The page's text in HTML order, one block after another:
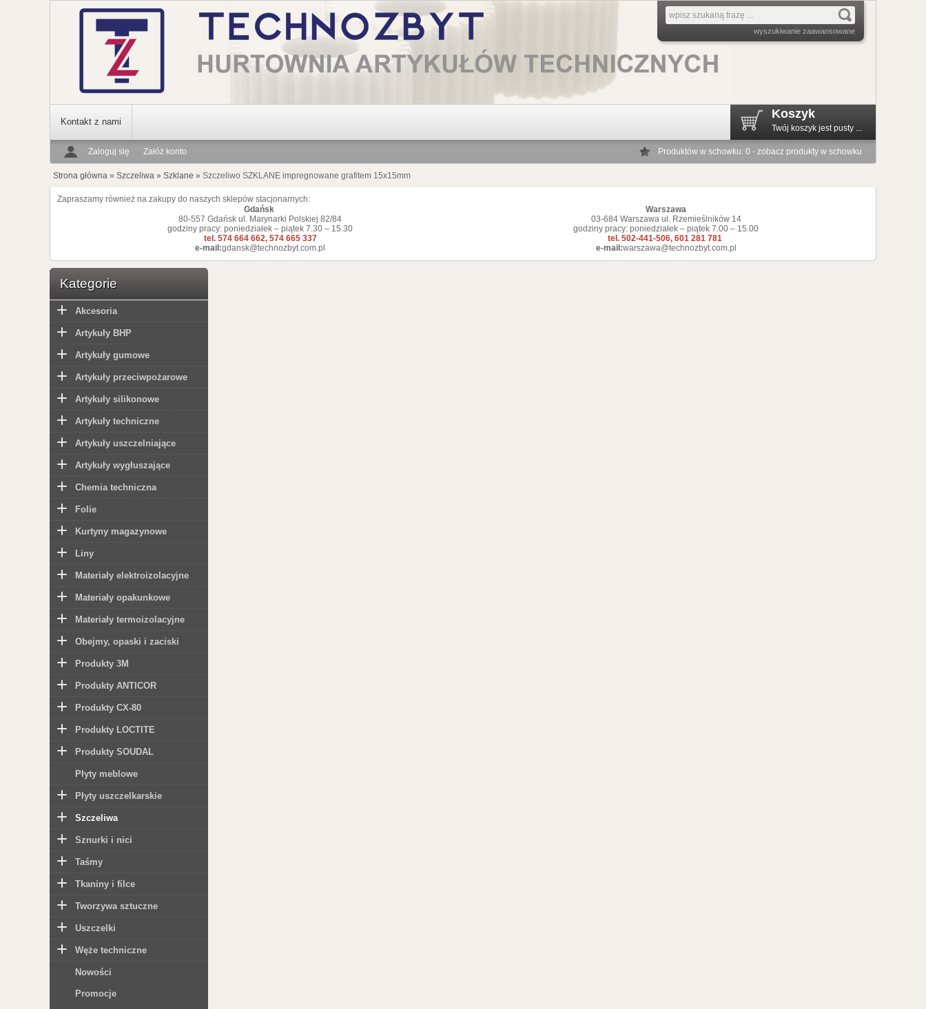
wyszukiwanie zaawansowane
Kontakt z nami
Koszyk
Twój koszyk jest pusty ...
Zaloguj się Załóż konto Produktów w schowku: 0 - zobacz produkty w schowku
Strona główna » Szczeliwa » Szklane » Szczeliwo SZKLANE impregnowane grafitem 15x15mm
Zapraszamy również na zakupy do naszych sklepów stacjonarnych:
Gdańsk
80-557 Gdańsk ul. Marynarki Polskiej 82/84
godziny pracy: poniedziałek – piątek 7.30 – 15.30
tel. 574 664 662, 574 665 337
e-mail:gdansk@technozbyt.com.pl
Warszawa
03-684 Warszawa ul. Rzemieślników 14
godziny pracy: poniedziałek – piątek 7.00 – 15.00
tel. 502-441-506, 601 281 781
e-mail:warszawa@technozbyt.com.pl
Kategorie
Akcesoria
Artykuły BHP
Artykuły gumowe
Artykuły przeciwpożarowe
Artykuły silikonowe
Artykuły techniczne
Artykuły uszczelniające
Artykuły wygłuszające
Chemia techniczna
Folie
Kurtyny magazynowe
Liny
Materiały elektroizolacyjne
Materiały opakunkowe
Materiały termoizolacyjne
Obejmy, opaski i zaciski
Produkty 3M
Produkty ANTICOR
Produkty CX-80
Produkty LOCTITE
Produkty SOUDAL
Płyty meblowe
Płyty uszczelkarskie
Szczeliwa
Sznurki i nici
Taśmy
Tkaniny i filce
Tworzywa sztuczne
Uszczelki
Węże techniczne
Nowości
Promocje